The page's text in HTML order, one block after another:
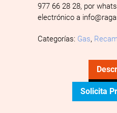
977 66 28 28, por
electrónico a
Categorías: Gas,
Solicita